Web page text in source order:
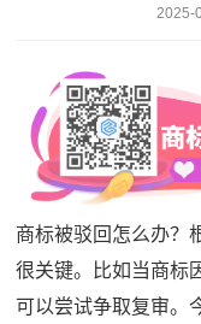
2025-
商标被驳回怎么办？
很关键。比如当商标
可以尝试争取复审。